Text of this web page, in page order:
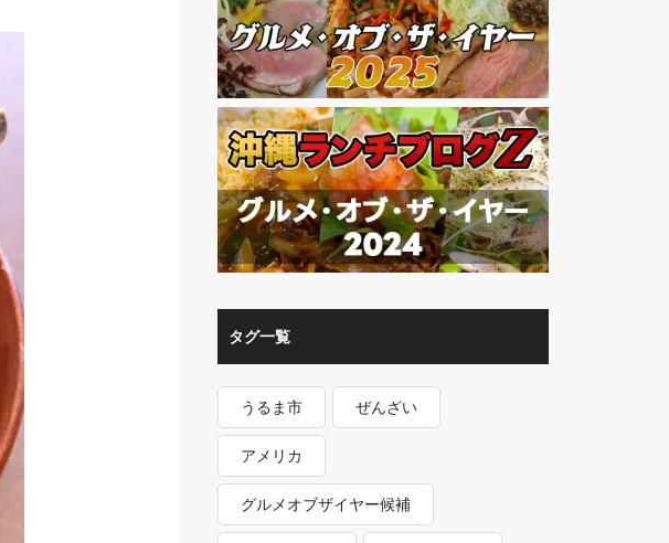
タグ一覧
うるま市 ぜんざい
アメリカ
グルメオブザイヤー候補